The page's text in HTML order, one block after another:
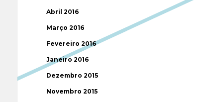
Abril 2016
Março 2016
Fevereiro 2016
Janeiro 2016
Dezembro 2015
Novembro 2015